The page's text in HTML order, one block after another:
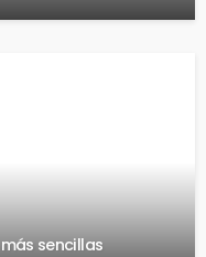
sencillas